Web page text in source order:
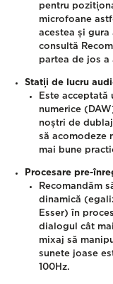
pentru
microfoane
acestea și
consultă
partea de jos a
Stații de lucru
Este
numerice
noștri de
să acomodeze
mai bune
Procesare pre-
Recomandăm
dinamică
Esser) în
dialogul cât
mixaj să
sunete joase
100Hz.